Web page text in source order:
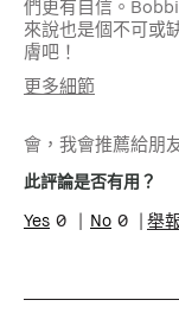
們更有自信。
來說也是個不可或
膚吧！
更多細節
肌膚類型
肌膚問題
會，我會推薦給朋
此評論是否有用？
0 0 舉